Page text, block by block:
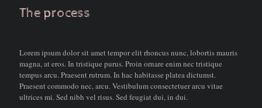
The process
Lorem ipsum dolor sit amet tempor elit rhoncus nunc, lobortis mauris
magna, at eros. In tristique purus. Proin ornare enim nec tristique
tempus arcu. Praesent rutrum. In hac habitasse platea dictumst.
Praesent commodo nec, arcu. Vestibulum consectetuer arcu vitae
ultrices mi. Sed nibh vel risus. Sed feugiat dui, in dui.